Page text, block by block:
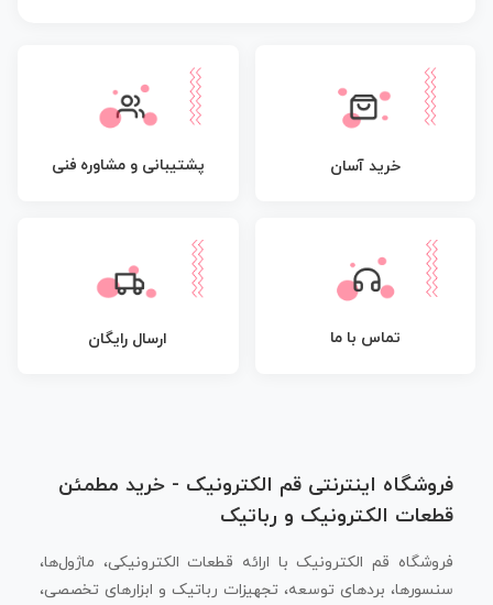
خرید آسان پشتیبانی و مشاوره فنی
تماس با ما ارسال رایگان
فروشگاه اینترنتی قم الکترونیک - خرید مطمئن
قطعات الکترونیک و رباتیک
فروشگاه قم الکترونیک با ارائه قطعات الکترونیکی، ماژول‌ها،
سنسورها، بردهای توسعه، تجهیزات رباتیک و ابزارهای تخصصی،